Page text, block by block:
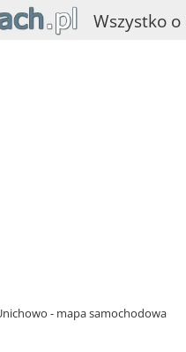
Wszystko
- mapa samochodowa